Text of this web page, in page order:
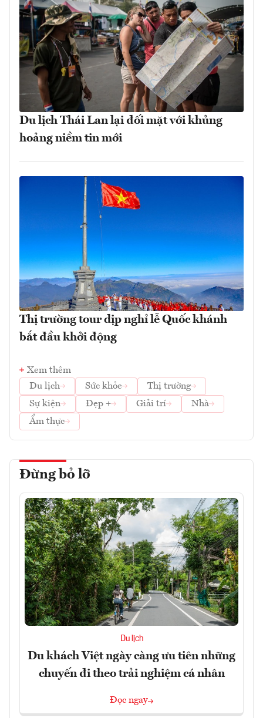
Du lịch Thái Lan lại đối mặt với khủng
hoảng niềm tin mới
Thị trường tour dịp nghỉ lễ Quốc khánh
bắt đầu khởi động
Xem thêm
Du lịch
Sức khỏe
Thị trường
Sự kiện
Đẹp + Giải trí
Nhà
Ẩm thực
Đừng bỏ lỡ
Du lịch
Du khách Việt ngày càng ưu tiên những
chuyến đi theo trải nghiệm cá nhân
Đọc ngay